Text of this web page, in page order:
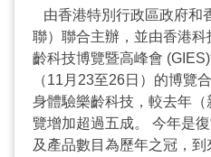
鼓勵使用者活動手腳，鍛
動。一些健康篩查及監測
照相機，透過視網膜檢查
果，評估包括糖尿病視網
變、動脈硬化、認知障礙
風險。 科技不斷進步，樂
科技博覽暨高峰會」作為
由香港特別行政區政府和
聯）聯合主辦，並由香港
齡科技博覽暨高峰會
（11月23至26日）的博覽
身體驗樂齡科技，較去年
覽增加超過五成。 今年是
及產品數目為歷年之冠，